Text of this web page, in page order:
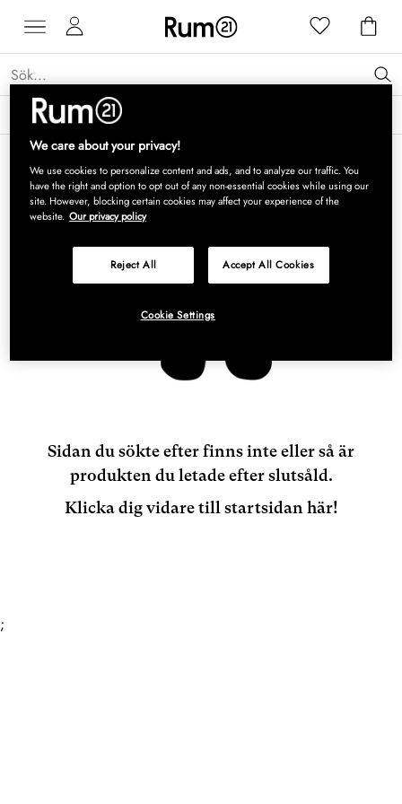
Få 15 % rabatt på Grythyttan Stålmöbler* →
Sidan du sökte efter finns inte eller så är
produkten du letade efter slutsåld.
Klicka dig vidare till startsidan här!
;
We care about your privacy!
We use cookies to personalize content and ads, and to analyze our traffic. You
have the right and option to opt out of any non-essential cookies while using our
site. However, blocking certain cookies may affect your experience of the
website. Our privacy policy
Reject All Accept All Cookies
Cookie Settings